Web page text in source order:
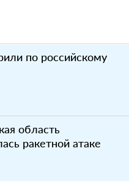
по российскому
область
ракетной атаке